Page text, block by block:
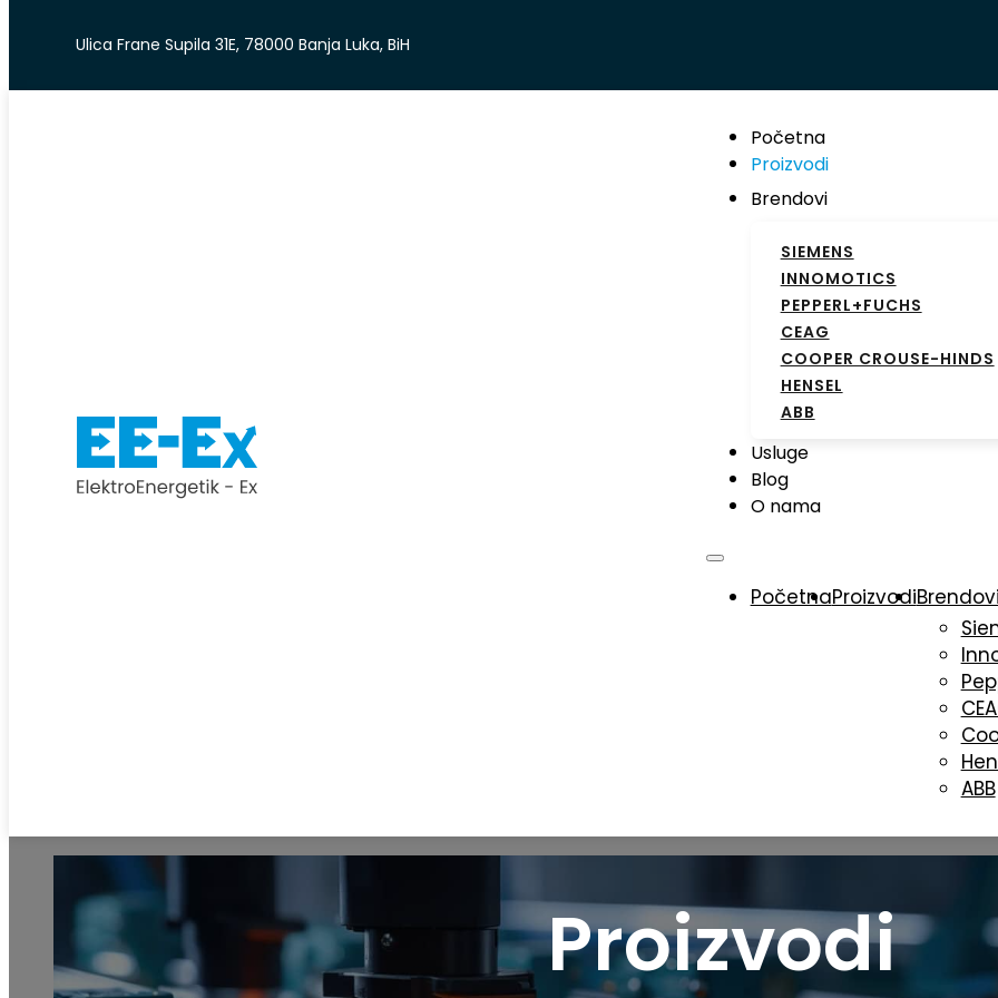
Ulica Frane Supila 31E, 78000 Banja Luka, BiH
Početna
Proizvodi
Brendovi
SIEMENS
INNOMOTICS
PEPPERL+FUCHS
CEAG
COOPER CROUSE-HINDS
HENSEL
ABB
Usluge
Blog
O nama
PočetnaProizvodiBrendovi
ABB
Proizvodi